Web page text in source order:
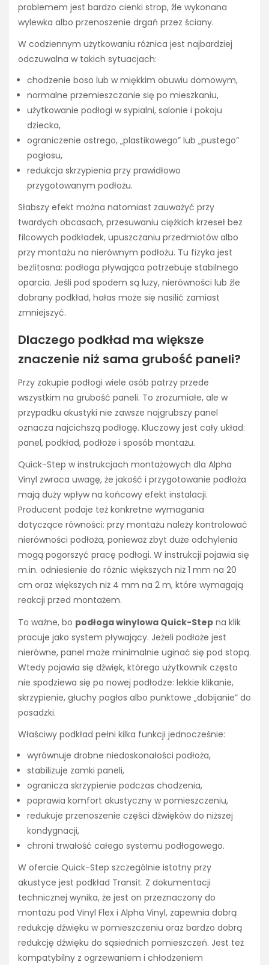
problemem jest bardzo cienki strop, źle wykonana
wylewka albo przenoszenie drgań przez ściany.
W codziennym użytkowaniu różnica jest najbardziej
odczuwalna w takich sytuacjach:
chodzenie boso lub w miękkim obuwiu domowym,
normalne przemieszczanie się po mieszkaniu,
użytkowanie podłogi w sypialni, salonie i pokoju
dziecka,
ograniczenie ostrego, „plastikowego” lub „pustego”
pogłosu,
redukcja skrzypienia przy prawidłowo
przygotowanym podłożu.
Słabszy efekt można natomiast zauważyć przy
twardych obcasach, przesuwaniu ciężkich krzeseł bez
filcowych podkładek, upuszczaniu przedmiotów albo
przy montażu na nierównym podłożu. Tu fizyka jest
bezlitosna: podłoga pływająca potrzebuje stabilnego
oparcia. Jeśli pod spodem są luzy, nierówności lub źle
dobrany podkład, hałas może się nasilić zamiast
zmniejszyć.
Dlaczego podkład ma większe
znaczenie niż sama grubość paneli?
Przy zakupie podłogi wiele osób patrzy przede
wszystkim na grubość paneli. To zrozumiałe, ale w
przypadku akustyki nie zawsze najgrubszy panel
oznacza najcichszą podłogę. Kluczowy jest cały układ:
panel, podkład, podłoże i sposób montażu.
Quick-Step w instrukcjach montażowych dla Alpha
Vinyl zwraca uwagę, że jakość i przygotowanie podłoża
mają duży wpływ na końcowy efekt instalacji.
Producent podaje też konkretne wymagania
dotyczące równości: przy montażu należy kontrolować
nierówności podłoża, ponieważ zbyt duże odchylenia
mogą pogorszyć pracę podłogi. W instrukcji pojawia się
m.in. odniesienie do różnic większych niż 1 mm na 20
cm oraz większych niż 4 mm na 2 m, które wymagają
reakcji przed montażem.
To ważne, bo podłoga winylowa Quick-Step na klik
pracuje jako system pływający. Jeżeli podłoże jest
nierówne, panel może minimalnie uginać się pod stopą.
Wtedy pojawia się dźwięk, którego użytkownik często
nie spodziewa się po nowej podłodze: lekkie klikanie,
skrzypienie, głuchy pogłos albo punktowe „dobijanie” do
posadzki.
Właściwy podkład pełni kilka funkcji jednocześnie:
wyrównuje drobne niedoskonałości podłoża,
stabilizuje zamki paneli,
ogranicza skrzypienie podczas chodzenia,
poprawia komfort akustyczny w pomieszczeniu,
redukuje przenoszenie części dźwięków do niższej
kondygnacji,
chroni trwałość całego systemu podłogowego.
W ofercie Quick-Step szczególnie istotny przy
akustyce jest podkład Transit. Z dokumentacji
technicznej wynika, że jest on przeznaczony do
montażu pod Vinyl Flex i Alpha Vinyl, zapewnia dobrą
redukcję dźwięku w pomieszczeniu oraz bardzo dobrą
redukcję dźwięku do sąsiednich pomieszczeń. Jest też
kompatybilny z ogrzewaniem i chłodzeniem